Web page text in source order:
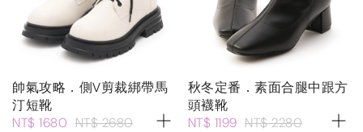
帥氣攻略．側V剪裁綁帶馬
汀短靴
NT$ 1680 NT$ 2680
秋冬定番．素面合腿中跟方
頭襪靴
NT$ 1199 NT$ 2280